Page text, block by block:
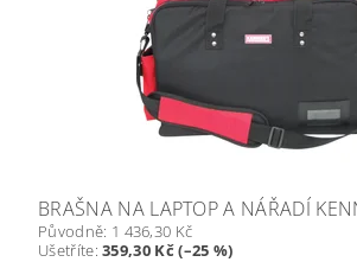
BRAŠNA NA LAPTOP A NÁŘADÍ
Původně: 1 436,30 Kč
Ušetříte:359,30 Kč (–25 %)